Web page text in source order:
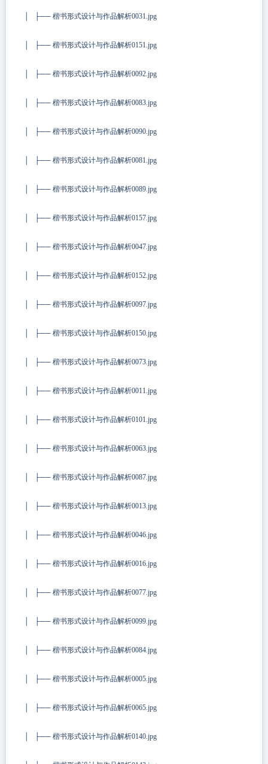
│ ├── 楷书形式设计与作品解析0031.jpg
│ ├── 楷书形式设计与作品解析0151.jpg
│ ├── 楷书形式设计与作品解析0092.jpg
│ ├── 楷书形式设计与作品解析0083.jpg
│ ├── 楷书形式设计与作品解析0090.jpg
│ ├── 楷书形式设计与作品解析0081.jpg
│ ├── 楷书形式设计与作品解析0089.jpg
│ ├── 楷书形式设计与作品解析0157.jpg
│ ├── 楷书形式设计与作品解析0047.jpg
│ ├── 楷书形式设计与作品解析0152.jpg
│ ├── 楷书形式设计与作品解析0097.jpg
│ ├── 楷书形式设计与作品解析0150.jpg
│ ├── 楷书形式设计与作品解析0073.jpg
│ ├── 楷书形式设计与作品解析0011.jpg
│ ├── 楷书形式设计与作品解析0101.jpg
│ ├── 楷书形式设计与作品解析0063.jpg
│ ├── 楷书形式设计与作品解析0087.jpg
│ ├── 楷书形式设计与作品解析0013.jpg
│ ├── 楷书形式设计与作品解析0046.jpg
│ ├── 楷书形式设计与作品解析0016.jpg
│ ├── 楷书形式设计与作品解析0077.jpg
│ ├── 楷书形式设计与作品解析0099.jpg
│ ├── 楷书形式设计与作品解析0084.jpg
│ ├── 楷书形式设计与作品解析0005.jpg
│ ├── 楷书形式设计与作品解析0065.jpg
│ ├── 楷书形式设计与作品解析0140.jpg